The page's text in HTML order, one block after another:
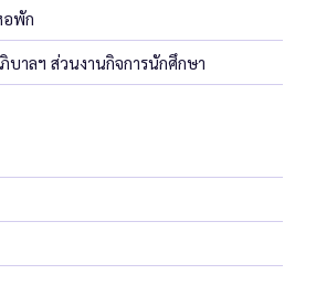
อพัก
าลฯ ส่วนงานกิจการนักศึกษา